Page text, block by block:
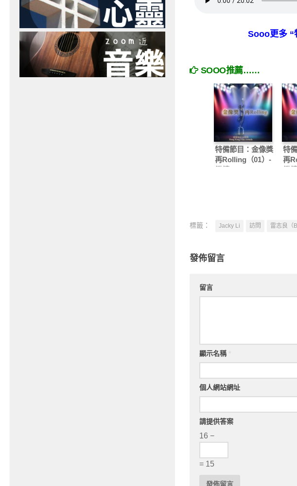
Sooo更多 “
SOOO推薦……
特備節目：金像獎
再Rolling（01）-
特
再
標籤： Jacky Li 訪問 雷志良（
發佈留言
留言
顯示名稱
個人網站網址
請提供答案
16 −
= 15